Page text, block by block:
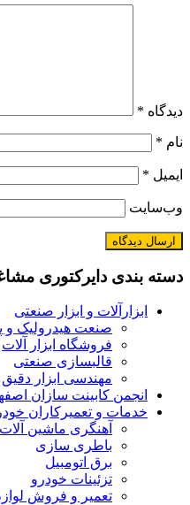
دیدگاه *
نام *
ایمیل *
وب‌سایت
دسته بندی دایرکتوری
ابزارآلات و ابزار صنعتی
صنعت هیدرولیک و
فروشگاه ابزار آلات
قالبسازی صنعتی
مهندسی ابزار دقیق
انجمن کابینت سازان
خدمات و تعمیرکاران
آهنگری ماشین
باطری سازی
برق اتومبیل
تزئینات خودرو
تعمیر و فروش